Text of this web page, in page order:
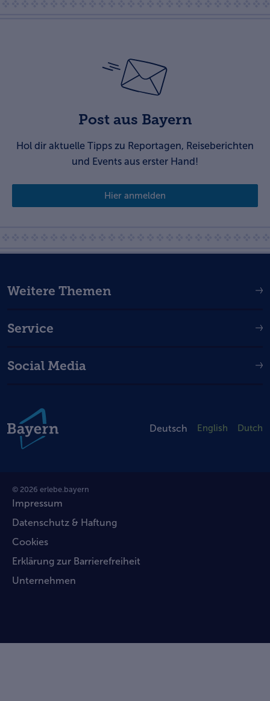
Post aus Bayern
Hol dir aktuelle Tipps zu Reportagen, Reiseberichten
und Events aus erster Hand!
Hier anmelden
Social Media
Deutsch English Dutch
Weitere Themen
Service
© 2026 erlebe.bayern
Impressum
Datenschutz & Haftung
Cookies
Erklärung zur Barrierefreiheit
Unternehmen